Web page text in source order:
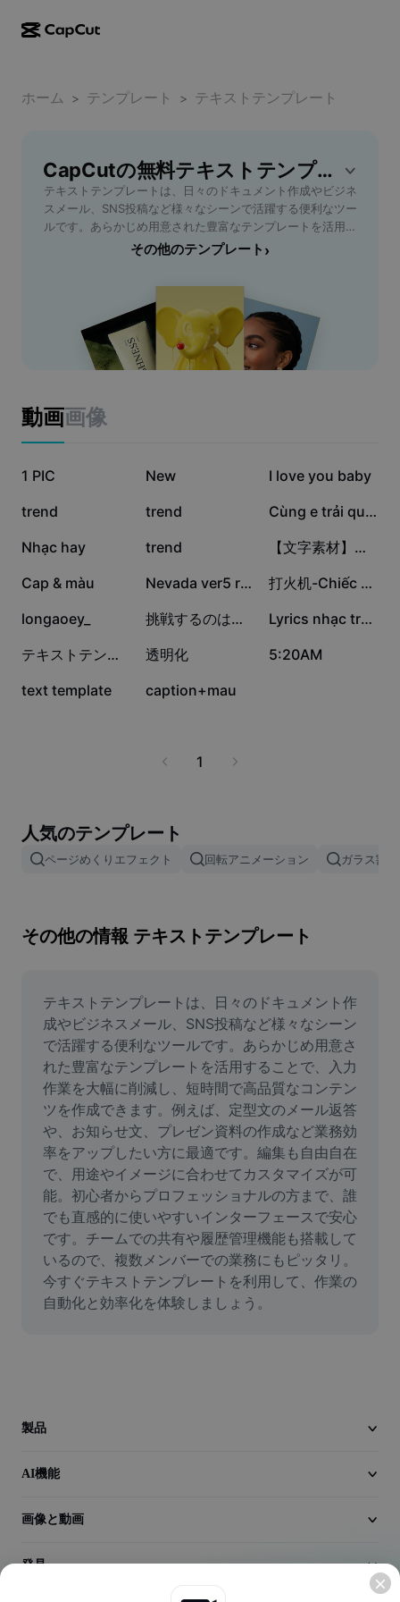
CapCutデスクトップ
CapCut Pad
CapCutモバイル
動画スタジオ
AI動画ジェネレーター
AI画像ジェネレーター
Dreamina Seedance 2.5
Nano Banana Pro
画像結合
画像サイズ変更
ミームジェネレーター
AI Text Remover
AI People Remover
AI Inpainting
Face Cutout
動画
動画背景削除
品質向上
動画コンバーター
動画エディター＆ジェネレーター
画像エディター＆ジェネレーター
音声ジェネレーター＆エディター
ユースケース
マーケティング
ソーシャルメディアのテンプレート
その他
カレンダーのテンプレート
アニバーサリーのテンプレート
エフェクトのテンプレート
産業のテンプレート
振り返りのテンプレート
取り組み
アフィリエイト
パイオニアプログラム
クリエイティブパートナープログラム
CapCutクリエイティブキャンパス
トラストセンター
ヘルプセンター
CapCutの利用規約について
Dreamina Seedance 2.0 Launch
ホーム > テンプレート > テキストテンプレート
CapCutの無料テキストテンプレートテンプレート
テキストテンプレートは、日々のドキュメント作成やビジネ
スメール、SNS投稿など様々なシーンで活躍する便利なツー
ルです。あらかじめ用意された豊富なテンプレートを活用す
ることで、入力作業を大幅に削減し、短時間で高品質なコン
方に最適です。編集も自由自在で、用途やイメージに合わせ
てカスタマイズが可能。初心者からプロフェッショナルの方
まで、誰でも直感的に使いやすいインターフェースで安心で
す。チームでの共有や履歴管理機能も搭載しているので、複
数メンバーでの業務にもピッタリ。今すぐテキストテンプレ
その他のテンプレート ›
動画画像
12.8万
1 PIC 10.5万
New 10万
I love you baby
5.9万
trend 3.8万
trend 2.8万 Cùng e trải qua mùa
2.5万
Nhạc hay 1.5万
trend 1.2万 【文字素材】クエスチョン❓
9841
Cap & màu 9325 Nevada ver5 remix 7809 打火机-Chiếc bật lửa
7157
longaoey_ 7042 挑戦するのは簡単じゃないけど 6798 Lyrics nhạc trung
3817 テキストテンプレート/画像4枚 1132
透明化 872
5:20AM
190
text template 91
caption+mau
1
人気のテンプレート
ページめくりエフェクト 回転アニメーション ガラス割
その他の情報 テキストテンプレート
テキストテンプレートは、日々のドキュメント作
成やビジネスメール、SNS投稿など様々なシーン
で活躍する便利なツールです。あらかじめ用意さ
れた豊富なテンプレートを活用することで、入力
作業を大幅に削減し、短時間で高品質なコンテン
ツを作成できます。例えば、定型文のメール返答
や、お知らせ文、プレゼン資料の作成など業務効
率をアップしたい方に最適です。編集も自由自在
で、用途やイメージに合わせてカスタマイズが可
能。初心者からプロフェッショナルの方まで、誰
でも直感的に使いやすいインターフェースで安心
です。チームでの共有や履歴管理機能も搭載して
いるので、複数メンバーでの業務にもピッタリ。
今すぐテキストテンプレートを利用して、作業の
自動化と効率化を体験しましょう。
製品
AI機能
画像と動画
発見